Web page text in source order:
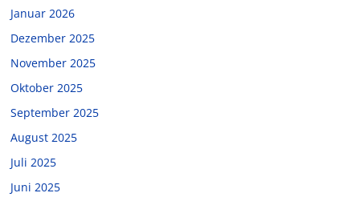
Januar 2026
Dezember 2025
November 2025
Oktober 2025
September 2025
August 2025
Juli 2025
Juni 2025